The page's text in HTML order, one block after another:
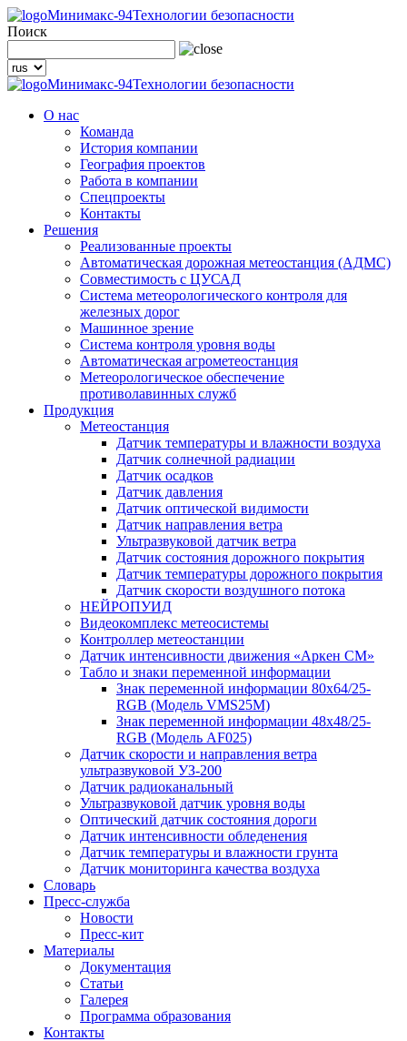
Минимакс-94Технологии безопасности
Поиск
Минимакс-94Технологии безопасности
О нас
Команда
История компании
География проектов
Работа в компании
Спецпроекты
Контакты
Решения
Реализованные проекты
Автоматическая дорожная метеостанция (АДМС)
Совместимость с ЦУСАД
Система метеорологического контроля для
железных дорог
Машинное зрение
Система контроля уровня воды
Автоматическая агрометеостанция
Метеорологическое обеспечение
противолавинных служб
Продукция
Метеостанция
Датчик температуры и влажности воздуха
Датчик солнечной радиации
Датчик осадков
Датчик давления
Датчик оптической видимости
Датчик направления ветра
Ультразвуковой датчик ветра
Датчик состояния дорожного покрытия
Датчик температуры дорожного покрытия
Датчик скорости воздушного потока
НЕЙРОПУИД
Видеокомплекс метеосистемы
Контроллер метеостанции
Датчик интенсивности движения «Аркен СМ»
Табло и знаки переменной информации
Знак переменной информации 80х64/25-
RGB (Модель VMS25M)
Знак переменной информации 48х48/25-
RGB (Модель АF025)
Датчик скорости и направления ветра
ультразвуковой УЗ-200
Датчик радиоканальный
Ультразвуковой датчик уровня воды
Оптический датчик состояния дороги
Датчик интенсивности обледенения
Датчик температуры и влажности грунта
Датчик мониторинга качества воздуха
Словарь
Пресс-служба
Новости
Пресс-кит
Материалы
Документация
Статьи
Галерея
Программа образования
Контакты